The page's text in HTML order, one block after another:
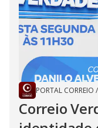
PORTAL CORREIO /
Correio